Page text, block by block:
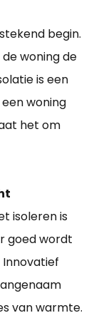
begin.
woning de
is een
woning
het om
isoleren is
goed wordt
van warmte.